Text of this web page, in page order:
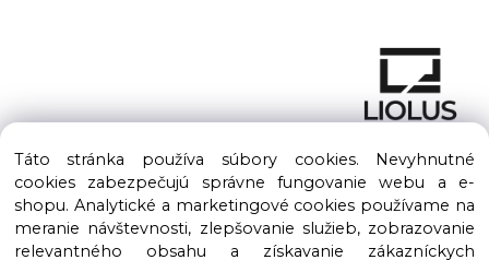
Copyright © 2016 – 2026 LIOLUS s.r.o. Všetky práva vyhradené.
Táto stránka používa súbory cookies. Nevyhnutné
cookies zabezpečujú správne fungovanie webu a e-
shopu. Analytické a marketingové cookies používame na
meranie návštevnosti, zlepšovanie služieb, zobrazovanie
relevantného obsahu a získavanie zákazníckych